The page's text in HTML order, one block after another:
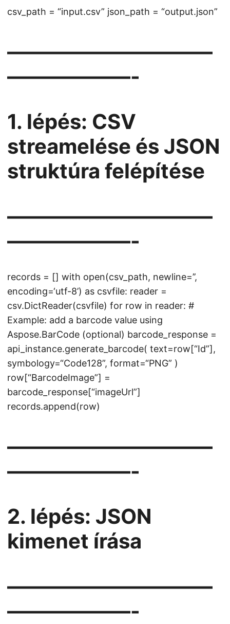
csv_path = “input.csv” json_path = “output.json”
——————————
——————-
1. lépés: CSV
streamelése és JSON
struktúra felépítése
——————————
——————-
records = [] with open(csv_path, newline=’’,
encoding=‘utf-8’) as csvfile: reader =
csv.DictReader(csvfile) for row in reader: #
Example: add a barcode value using
Aspose.BarCode (optional) barcode_response =
api_instance.generate_barcode( text=row[“Id”],
symbology=“Code128”, format=“PNG” )
row[“BarcodeImage”] =
barcode_response[“imageUrl”]
records.append(row)
——————————
——————-
2. lépés: JSON
kimenet írása
——————————
——————-